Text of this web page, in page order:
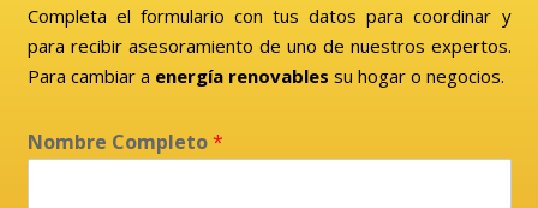
Completa el formulario con tus datos para coordinar y
para recibir asesoramiento de uno de nuestros expertos.
Para cambiar a energía renovables su hogar o negocios.
Nombre Completo*